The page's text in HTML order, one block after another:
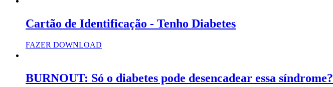
Cartão de Identificação - Tenho Diabetes
FAZER DOWNLOAD
BURNOUT: Só o diabetes pode desencadear essa síndrome?